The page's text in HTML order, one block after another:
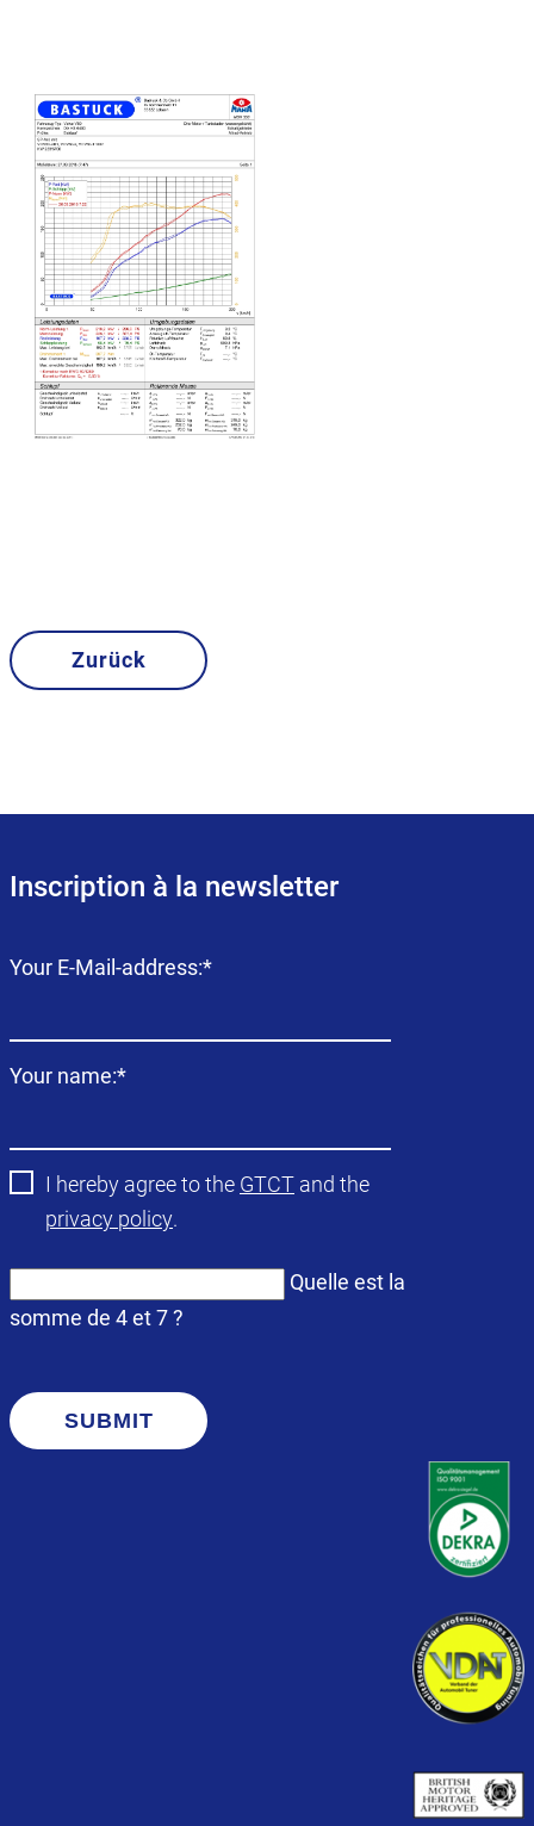
Zurück
Inscription à la newsletter
Champ
Your E-Mail-address:*
Champ
Your name:*
I hereby agree to the GTCT and the
privacy policy.
Quelle est la
somme de 4 et 7 ?
SUBMIT